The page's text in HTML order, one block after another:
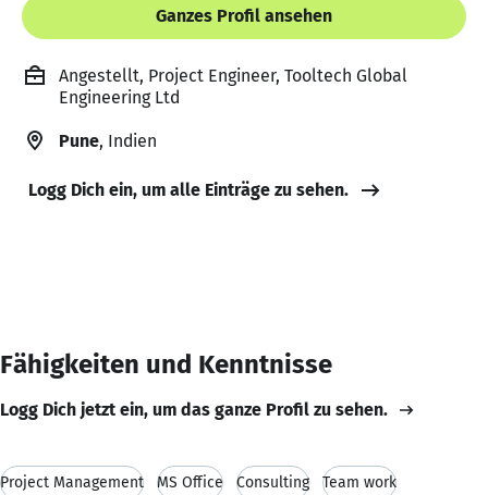
Ganzes Profil ansehen
Angestellt, Project Engineer, Tooltech Global
Engineering Ltd
Pune, Indien
Logg Dich ein, um alle Einträge zu sehen.
Fähigkeiten und Kenntnisse
Logg Dich jetzt ein, um das ganze Profil zu sehen.
Project Management MS Office Consulting Team work